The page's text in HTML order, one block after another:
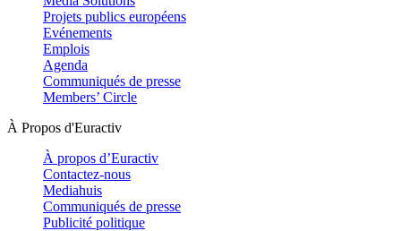
Projets publics européens
Evénements
Emplois
Agenda
Communiqués de presse
Members’ Circle
À Propos d'Euractiv
À propos d’Euractiv
Contactez-nous
Mediahuis
Communiqués de presse
Publicité politique